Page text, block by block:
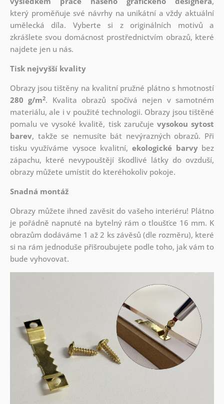
který proměňuje své návrhy na unikátní a vždy aktuální
umělecká díla. Vyberte si z originálních motivů a
zkrášlete svou domácnost prostřednictvím obrazů, které
najdete jen u nás.
Tisk nejvyšší kvality
Obrazy jsou tištěny na kvalitní pružné plátno s hmotností
280 g/m2. Kvalita obrazů spočívá nejen v samotném
materiálu, ale i v použité technologii. Obrazy jsou tištěné
pomalu ve vysoké kvalitě, tisk zaručuje vysokou sytost
barev, takže se nemusíte bát nevýrazných obrazů. Při
tisku využíváme vysoce kvalitní,ekologické barvybez
zápachu, které nevypouštějí škodlivé látky do ovzduší,
obrazy můžete umístit do kteréhokoliv pokoje.
Snadná montáž
Obrazy můžete ihned zavěsit do vašeho interiéru! Plátno
je pořádně napnuté na bytelný rám o tloušťce 16 mm. K
obrazům dodáváme 1 až 2 ks závěsů (dle rozměru), které
si na rám jednoduše přišroubujete podle toho, jak vám to
bude vyhovovat.